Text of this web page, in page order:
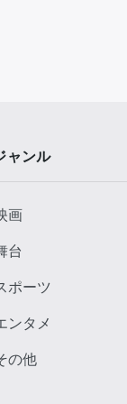
ャンル
画
台
ポーツ
ンタメ
の他